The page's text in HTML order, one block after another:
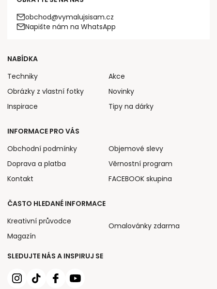
obchod@vymalujsisam.cz
Napište nám na WhatsApp
SLEDUJTE NÁS A INSPIRUJ SE
NABÍDKA
Techniky
Obrázky z vlastní fotky
Inspirace
Akce
Novinky
Tipy na dárky
INFORMACE PRO VÁS
Obchodní podmínky
Doprava a platba
Kontakt
Objemové slevy
Věrnostní program
FACEBOOK skupina
ČASTO HLEDANÉ INFORMACE
Kreativní průvodce
Magazín
Omalovánky zdarma